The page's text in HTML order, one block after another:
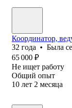
Координатор,
32 года • Была
65 000 ₽
Не ищет работу
Общий опыт
10 лет 2 месяца